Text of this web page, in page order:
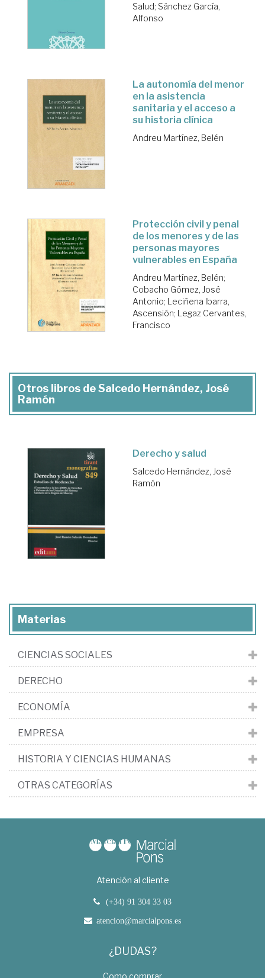
Salud; Sánchez García,
Alfonso
La autonomía del menor
en la asistencia
sanitaria y el acceso a
su historia clínica
Andreu Martínez, Belén
Protección civil y penal
de los menores y de las
personas mayores
vulnerables en España
Andreu Martínez, Belén;
Cobacho Gómez, José
Antonio; Leciñena Ibarra,
Ascensión; Legaz Cervantes,
Francisco
Otros libros de Salcedo Hernández, José
Ramón
Derecho y salud
Salcedo Hernández, José
Ramón
Materias
CIENCIAS SOCIALES
DERECHO
ECONOMÍA
EMPRESA
HISTORIA Y CIENCIAS HUMANAS
OTRAS CATEGORÍAS
Atención al cliente
(+34) 91 304 33 03
atencion@marcialpons.es
¿DUDAS?
Como comprar